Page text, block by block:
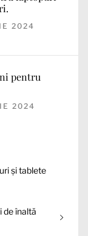
2024
pentru
2024
și tablete
de înaltă